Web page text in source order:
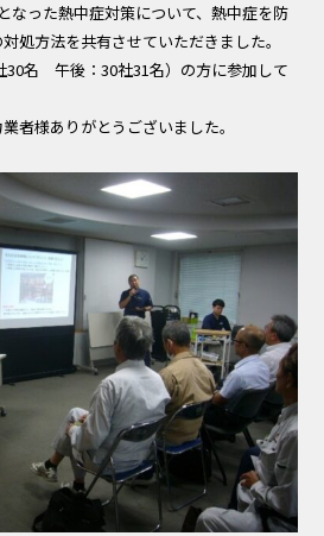
なった熱中症対策について、熱中症を防
処方法を共有させていただきました。
30名 午後：30社31名）の方に参加して
者様ありがとうございました。